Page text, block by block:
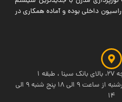
داخلی بوده و آماده همکاری در
1
ساعت کاری شیراز: شنبه تا چهارشنبه از ساعت 9 الی 18 پنج شنبه 9 الی
14